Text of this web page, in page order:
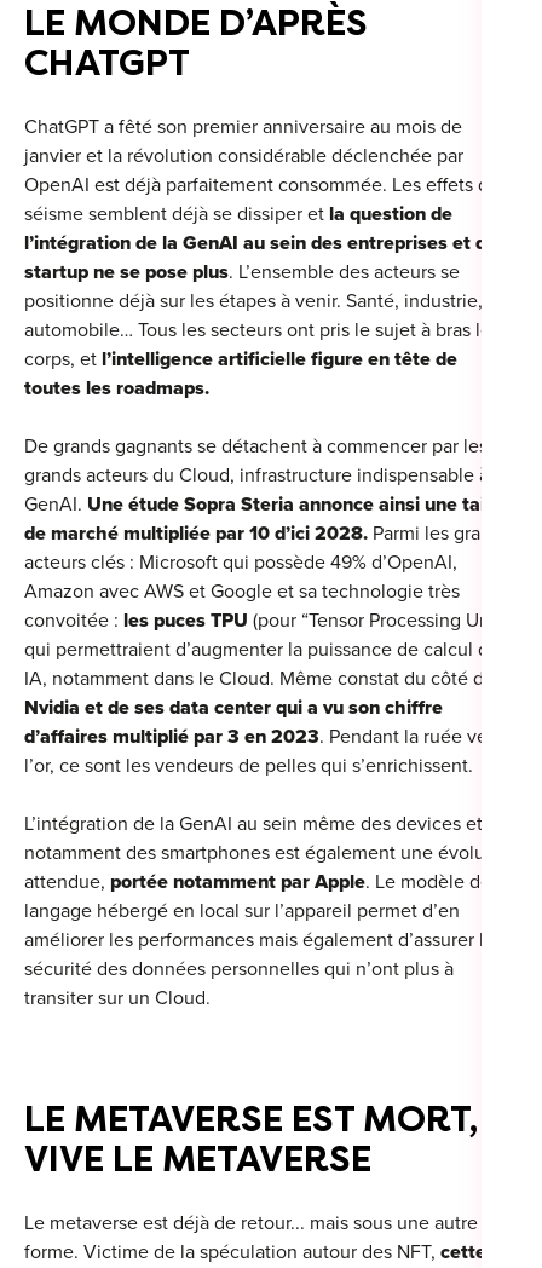
LE MONDE D’APRÈS
CHATGPT
ChatGPT a fêté son premier anniversaire au mois de
janvier et la révolution considérable déclenchée par
OpenAI est déjà parfaitement consommée. Les effets du
séisme semblent déjà se dissiper et la question de
l’intégration de la GenAI au sein des entreprises et des
startup ne se pose plus. L’ensemble des acteurs se
positionne déjà sur les étapes à venir. Santé, industrie,
automobile… Tous les secteurs ont pris le sujet à bras le
corps, et l’intelligence artificielle figure en tête de
toutes les roadmaps.
De grands gagnants se détachent à commencer par les
grands acteurs du Cloud, infrastructure indispensable à la
GenAI. Une étude Sopra Steria annonce ainsi une taille
de marché multipliée par 10 d’ici 2028. Parmi les grands
acteurs clés : Microsoft qui possède 49% d’OpenAI,
Amazon avec AWS et Google et sa technologie très
convoitée : les puces TPU (pour “Tensor Processing Unit”)
qui permettraient d’augmenter la puissance de calcul des
IA, notamment dans le Cloud. Même constat du côté de
Nvidia et de ses data center qui a vu son chiffre
d’affaires multiplié par 3 en 2023. Pendant la ruée vers
l’or, ce sont les vendeurs de pelles qui s’enrichissent.
L’intégration de la GenAI au sein même des devices et
notamment des smartphones est également une évolution
attendue, portée notamment par Apple. Le modèle de
langage hébergé en local sur l’appareil permet d’en
améliorer les performances mais également d’assurer la
sécurité des données personnelles qui n’ont plus à
transiter sur un Cloud.
LE METAVERSE EST MORT,
VIVE LE METAVERSE
Le metaverse est déjà de retour... mais sous une autre
forme. Victime de la spéculation autour des NFT, cette